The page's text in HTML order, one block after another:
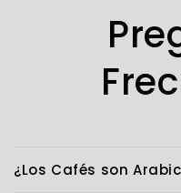
¿Los Cafés son